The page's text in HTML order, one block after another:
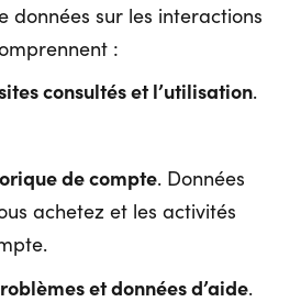
données sur les interactions
:
consultés et l’utilisation.
de compte. Données
achetez et les activités
et données d’aide.